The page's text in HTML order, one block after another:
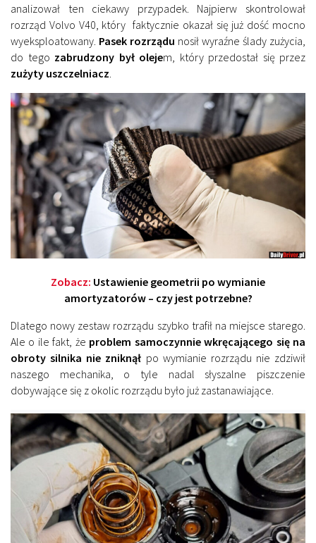
analizował ten ciekawy przypadek. Najpierw skontrolował
rozrząd Volvo V40, który faktycznie okazał się już dość mocno
wyeksploatowany. Pasek rozrządu nosił wyraźne ślady zużycia,
do tego zabrudzony był olejem, który przedostał się przez
zużyty uszczelniacz
Zobacz: Ustawienie geometrii po wymianie
amortyzatorów – czy jest potrzebne?
Dlatego nowy zestaw rozrządu szybko trafił na miejsce starego.
Ale o ile fakt, że problem samoczynnie wkręcającego się na
obroty silnika nie zniknął po wymianie rozrządu nie zdziwił
naszego mechanika, o tyle nadal słyszalne piszczenie
dobywające się z okolic rozrządu było już zastanawiające.